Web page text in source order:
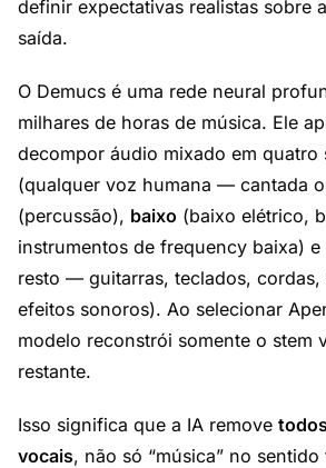
definir expectativas realistas sobre
saída.
O Demucs é uma rede neural
milhares de horas de música. Ele
decompor áudio mixado em quatro
(qualquer voz humana — cantada
(percussão), baixo (baixo elétrico,
instrumentos de frequency baixa) e
resto — guitarras, teclados, cordas,
efeitos sonoros). Ao selecionar
modelo reconstrói somente o stem
restante.
Isso significa que a IA remove
vocais, não só “música” no